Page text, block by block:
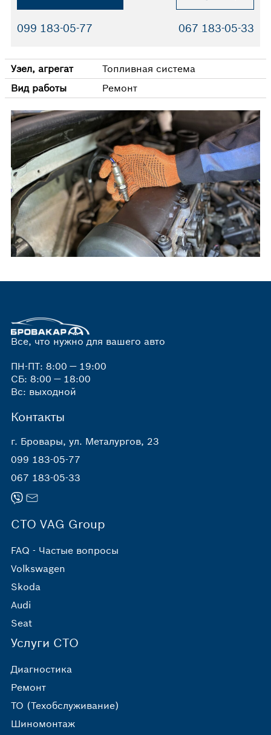
099 183-05-77 067 183-05-33
Узел, агрегат
Топливная система
Вид работы
Ремонт
Все, что нужно для вашего авто
ПН-ПТ: 8:00 — 19:00
СБ: 8:00 — 18:00
Вс: выходной
Контакты
г. Бровары, ул. Металургов, 23
099 183-05-77
067 183-05-33
СТО VAG Group
FAQ - Частые вопросы
Volkswagen
Skoda
Audi
Seat
Услуги СТО
Диагностика
Ремонт
ТО (Техобслуживание)
Шиномонтаж